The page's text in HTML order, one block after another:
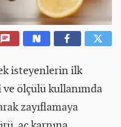
isteyenlerin ilk
ölçülü kullanımda
zayıflamaya